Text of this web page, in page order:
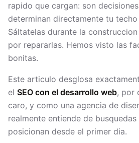
rapido que cargan: son
determinan directamente tu
Sáltatelas durante la
por repararlas. Hemos visto las
bonitas.
Este articulo desglosa
el SEO con el desarrollo web, por
caro, y como una agencia de
realmente entiende de
posicionan desde el primer dia.